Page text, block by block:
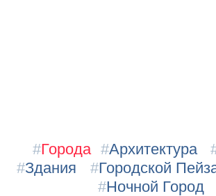
#Города #Архитектура
#Здания #Городской
#Ночной Город